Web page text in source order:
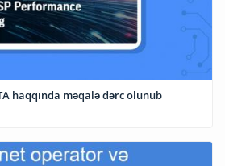
haqqında məqalə dərc olunub